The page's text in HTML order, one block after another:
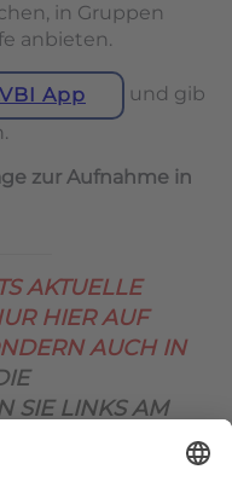
in Gruppen
anbieten.
App
und gib
zur Aufnahme in
AKTUELLE
HIER AUF
AUCH IN
SIE LINKS AM